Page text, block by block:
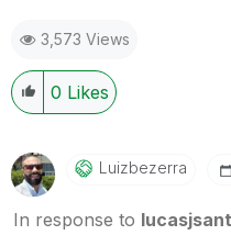
3,573 Views
0 Likes
Luizbezerra
In response to